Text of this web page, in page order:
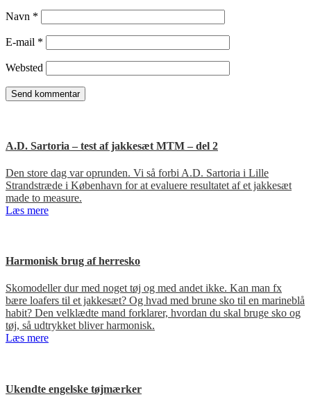
Navn *
E-mail *
Websted
A.D. Sartoria – test af jakkesæt MTM – del 2
Den store dag var oprunden. Vi så forbi A.D. Sartoria i Lille
Strandstræde i København for at evaluere resultatet af et jakkesæt
made to measure.
Læs mere
Harmonisk brug af herresko
Skomodeller dur med noget tøj og med andet ikke. Kan man fx
bære loafers til et jakkesæt? Og hvad med brune sko til en marineblå
habit? Den velklædte mand forklarer, hvordan du skal bruge sko og
tøj, så udtrykket bliver harmonisk.
Læs mere
Ukendte engelske tøjmærker